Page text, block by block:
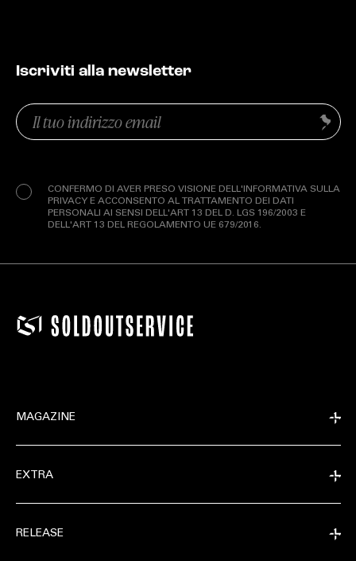
Iscriviti alla newsletter
Email
(Obbligatorio)
CONFERMO DI AVER PRESO VISIONE DELL'INFORMATIVA SULLA
PRIVACY E ACCONSENTO AL TRATTAMENTO DEI DATI
PERSONALI AI SENSI DELL'ART 13 DEL D. LGS 196/2003 E
DELL'ART 13 DEL REGOLAMENTO UE 679/2016.
Invia
MAGAZINE
EXTRA
RELEASE